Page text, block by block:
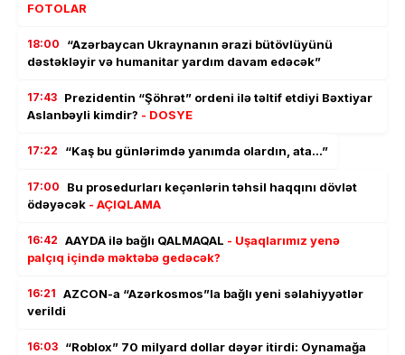
FOTOLAR
18:00
“Azərbaycan Ukraynanın ərazi bütövlüyünü
dəstəkləyir və humanitar yardım davam edəcək”
17:43 Prezidentin “Şöhrət” ordeni ilə təltif etdiyi Bəxtiyar
Aslanbəyli kimdir? - DOSYE
17:22 “Kaş bu günlərimdə yanımda olardın, ata…”
17:00
Bu prosedurları keçənlərin təhsil haqqını dövlət
ödəyəcək - AÇIQLAMA
16:42 AAYDA ilə bağlı QALMAQAL - Uşaqlarımız yenə
palçıq içində məktəbə gedəcək?
16:21 AZCON-a “Azərkosmos”la bağlı yeni səlahiyyətlər
verildi
16:03 “Roblox” 70 milyard dollar dəyər itirdi: Oynamağa